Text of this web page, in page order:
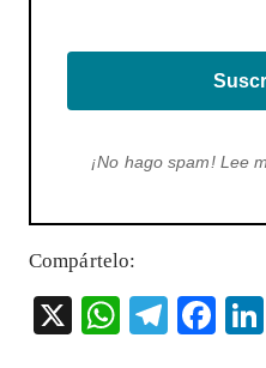
¡No hago spam! Lee
Compártelo:
X
W T
F